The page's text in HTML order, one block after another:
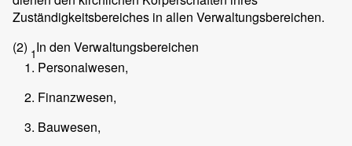
Zuständigkeitsbereiches in allen Verwaltungsbereichen.
(2) 1In den Verwaltungsbereichen
Personalwesen,
Finanzwesen,
Bauwesen,